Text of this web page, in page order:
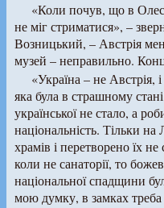
«Коли почув, що в
не міг стриматися», –
Возницький, – Австрія
музей – неправильно.
«Україна – не Австрія,
яка була в страшному
української не стало, а
національність. Тільки
храмів і перетворено їх
коли не санаторії, то
національної спадщини
мою думку, в замках